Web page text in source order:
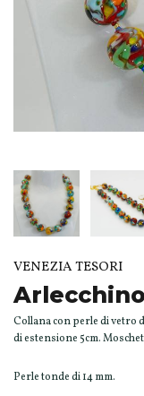
VENEZIA TESORI
Collana con perle di vetro
di estensione 5cm.
Perle tonde di 14 mm.